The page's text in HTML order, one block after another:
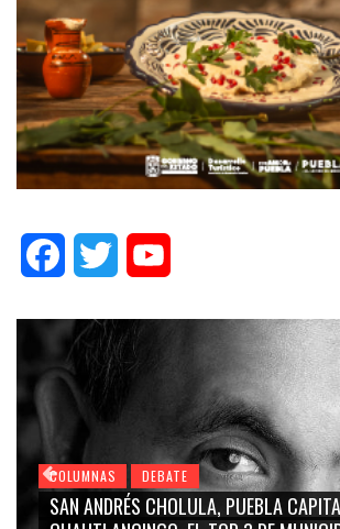
FacebookTwitter
COLUMNAS DEBATE
GRACE PALOMARES, NAY